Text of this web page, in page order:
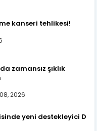
kanseri tehlikesi!
zamansız şıklık
2026
yeni destekleyici D